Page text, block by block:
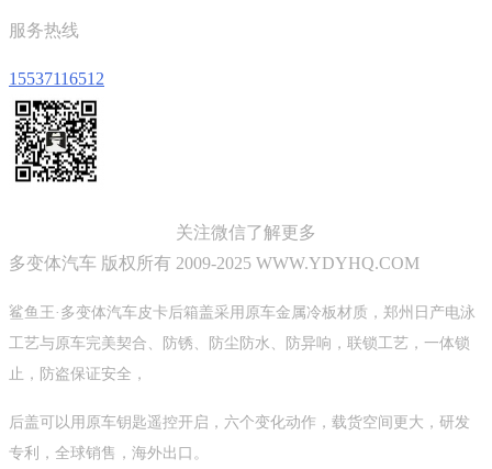
服务热线
15537116512
关注微信了解更多
多变体汽车 版权所有 2009-2025 WWW.YDYHQ.COM
鲨鱼王·多变体汽车皮卡后箱盖采用原车金属冷板材质，郑州日产电泳
工艺与原车完美契合、防锈、防尘防水、防异响，联锁工艺，一体锁
止，防盗保证安全，
后盖可以用原车钥匙遥控开启，六个变化动作，载货空间更大，研发
专利，全球销售，海外出口。